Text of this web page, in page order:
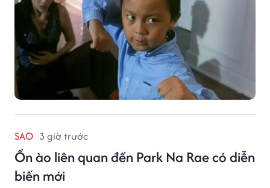
SAO 3 giờ trước
Ồn ào liên quan đến Park Na Rae có diễn
biến mới